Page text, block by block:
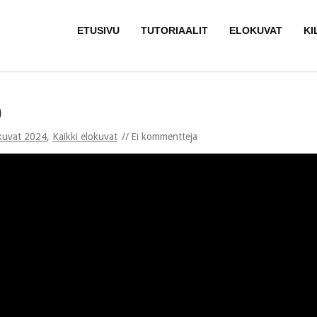
ETUSIVU TUTORIAALIT ELOKUVAT
2024, Kaikki elokuvat Ei kommentteja